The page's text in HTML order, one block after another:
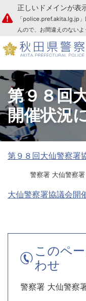
本文へ
正しいドメインが表
「police.pref.akita.lg.jp」
んので、お間違えのないよ
第９８回
開催状況
第９８回大仙警察署
警察署 大仙警察署
大仙警察署協議会開
このペ
わせ
警察署 大仙警察